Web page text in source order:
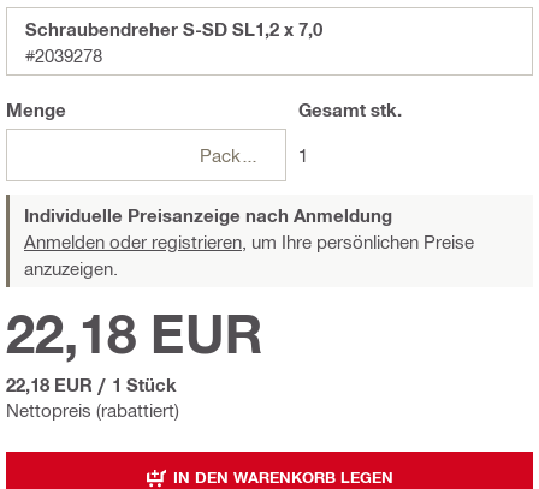
Schraubendreher S-SD SL1,2 x 7,0
#2039278
Menge
Packungen
Gesamtstk.
1
Individuelle Preisanzeige nach Anmeldung
Anmelden oder registrieren, um Ihre persönlichen Preise
anzuzeigen.
Nettopreis (rabattiert)
22,18 EUR
22,18 EUR / 1 Stück
IN DEN WARENKORB LEGEN